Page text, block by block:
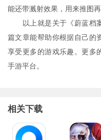
能还带溅射效果，用来推图再
以上就是关于《蔚蓝档
篇文章能帮助你根据自己的
享受更多的游戏乐趣。更多
手游平台。
相关下载